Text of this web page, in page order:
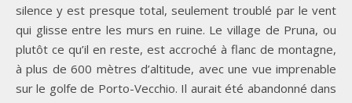
silence y est presque total, seulement troublé par le vent
qui glisse entre les murs en ruine. Le village de Pruna, ou
plutôt ce qu’il en reste, est accroché à flanc de montagne,
à plus de 600 mètres d’altitude, avec une vue imprenable
sur le golfe de Porto-Vecchio. Il aurait été abandonné dans